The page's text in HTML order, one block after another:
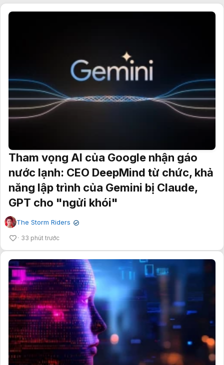
Tham vọng AI của Google nhận gáo
nước lạnh: CEO DeepMind từ chức, khả
năng lập trình của Gemini bị Claude,
GPT cho "ngửi khói"
The Storm Riders ✔
33 phút trước